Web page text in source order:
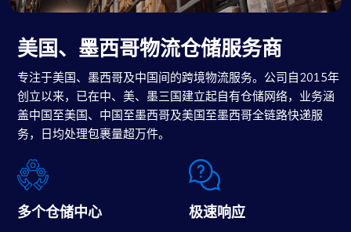
美国、墨西哥物流仓储服务商
专注于美国、墨西哥及中国间的跨境物流服务。公司自2015年
创立以来，已在中、美、墨三国建立起自有仓储网络，业务涵
盖中国至美国、中国至墨西哥及美国至墨西哥全链路快递服
务，日均处理包裹量超万件。
多个仓储中心 极速响应